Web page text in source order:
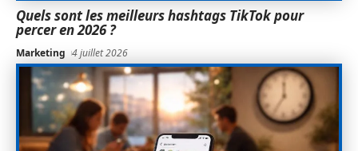
Quels sont les meilleurs hashtags TikTok pour
percer en 2026 ?
Marketing 4 juillet 2026